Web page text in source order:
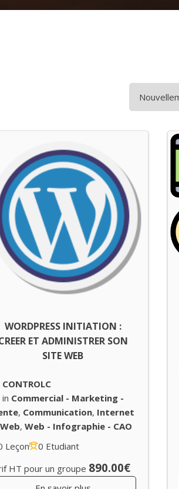
WORDPRESS INITIATION :
ET ADMINISTRER SON
SITE WEB
CONTROLC
in Commercial - Marketing -
, Communication, Internet
, Web - Infographie - CAO
Leçon
0 Etudiant
HT pour un groupe 890.00€